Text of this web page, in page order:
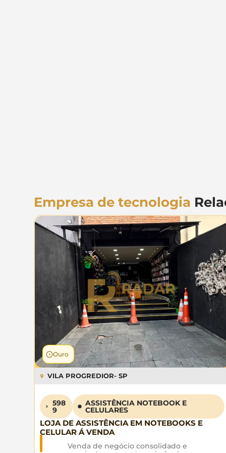
Empresa de tecnologia
Ouro
VILA PROGREDIOR- SP
598
9
ASSISTÊNCIA NOTEBOOK E
CELULARES
LOJA DE ASSISTÊNCIA EM NOTEBOOKS E
CELULAR Á VENDA
Venda de negócio consolidado e